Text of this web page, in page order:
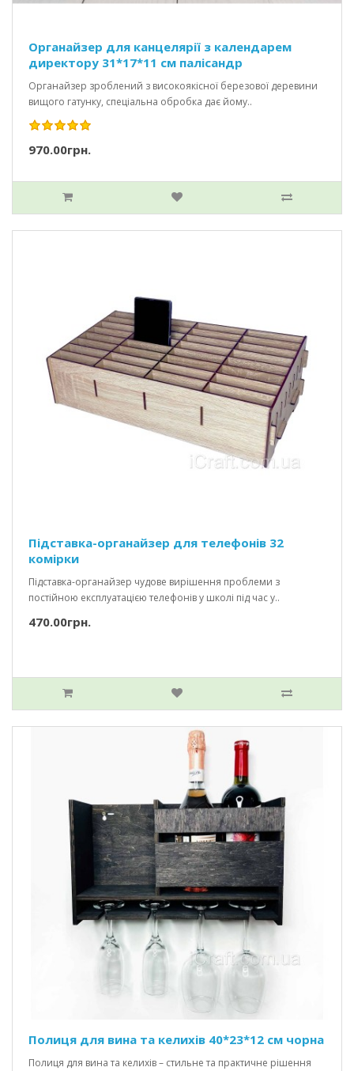
Органайзер для канцелярії з календарем
директору 31*17*11 см палісандр
Органайзер зроблений з високоякісної березової деревини
вищого гатунку, спеціальна обробка дає йому..
970.00грн.
Підставка-органайзер для телефонів 32
комірки
Підставка-органайзер чудове вирішення проблеми з
постійною експлуатацією телефонів у школі під час у..
470.00грн.
Полиця для вина та келихів 40*23*12 см чорна
Полиця для вина та келихів – стильне та практичне рішення